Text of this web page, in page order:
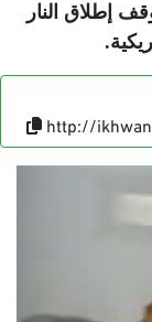
إطلاق النار
.
http://